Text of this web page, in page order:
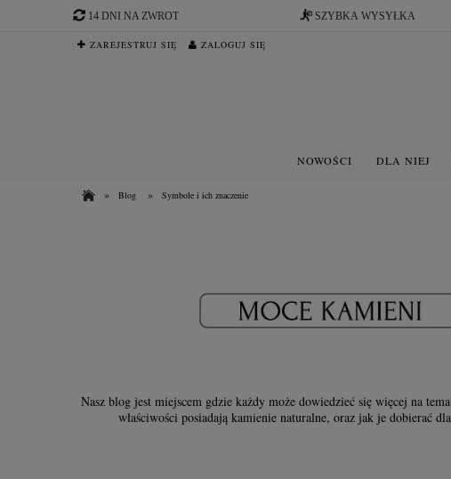
14 DNI NA ZWROT SZYBKA WYSYŁKA
ZAREJESTRUJ SIĘ ZALOGUJ SIĘ
NOWOŚCI DLA NIEJ
» Blog » Symbole i ich znaczenie
Nasz blog jest miejscem gdzie każdy może dowiedzieć się więcej na
właściwości posiadają kamienie naturalne, oraz jak je dobierać